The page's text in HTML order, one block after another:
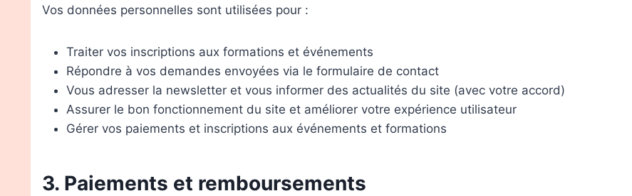
Vos données personnelles sont utilisées pour :
Traiter vos inscriptions aux formations et événements
Répondre à vos demandes envoyées via le formulaire de contact
Vous adresser la newsletter et vous informer des actualités du site (avec votre accord)
Assurer le bon fonctionnement du site et améliorer votre expérience utilisateur
Gérer vos paiements et inscriptions aux événements et formations
3. Paiements et remboursements